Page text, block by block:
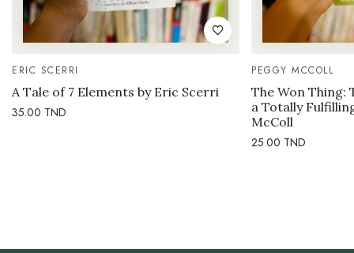
ERIC SCERRI
A Tale of 7 Elements by Eric Scerri
35.00 TND
PEGGY MCCOLL
The Won Thing:
a Totally
McColl
25.00 TND